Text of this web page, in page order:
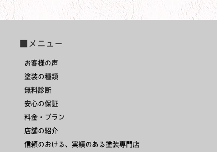
■メニュー
お客様の声
塗装の種類
無料診断
安心の保証
料金・プラン
店舗の紹介
信頼のおける、実績のある塗装専門店